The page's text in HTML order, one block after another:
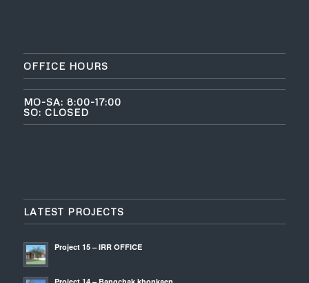
OFFICE HOURS
MO-SA: 8:00-17:00
SO: CLOSED
LATEST PROJECTS
Project 15 – IRR OFFICE